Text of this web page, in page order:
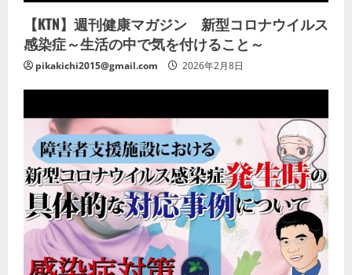
【KTN】週刊健康マガジン 新型コロナウイルス
感染症～生活の中で気を付けること～
pikakichi2015@gmail.com 2026年2月8日